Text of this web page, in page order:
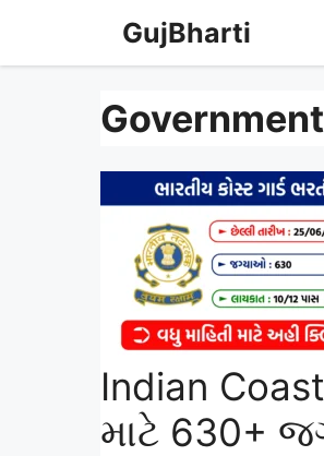
content
GujBharti
Indian
માટે 630+